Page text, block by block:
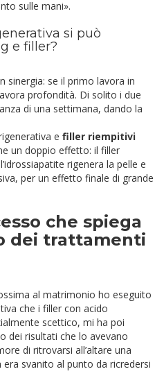
sulle mani».
si può
e filler?
sinergia: se il primo lavora in
profondità. Di solito i due
di una settimana, dando la
e filler riempitivi
un doppio effetto: il filler
rigenera la pelle e
per un effetto finale di grande
che spiega
dei trattamenti
al matrimonio ho eseguito
che i filler con acido
scettico, mi ha poi
dei risultati che lo avevano
di ritrovarsi all’altare una
svanito al punto da ricredersi